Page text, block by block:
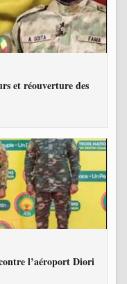
et réouverture des
l’aéroport Diori